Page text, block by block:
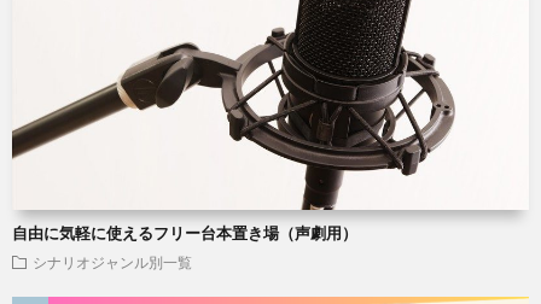
自由に気軽に使えるフリー台本置き場（声劇用）
シナリオジャンル別一覧